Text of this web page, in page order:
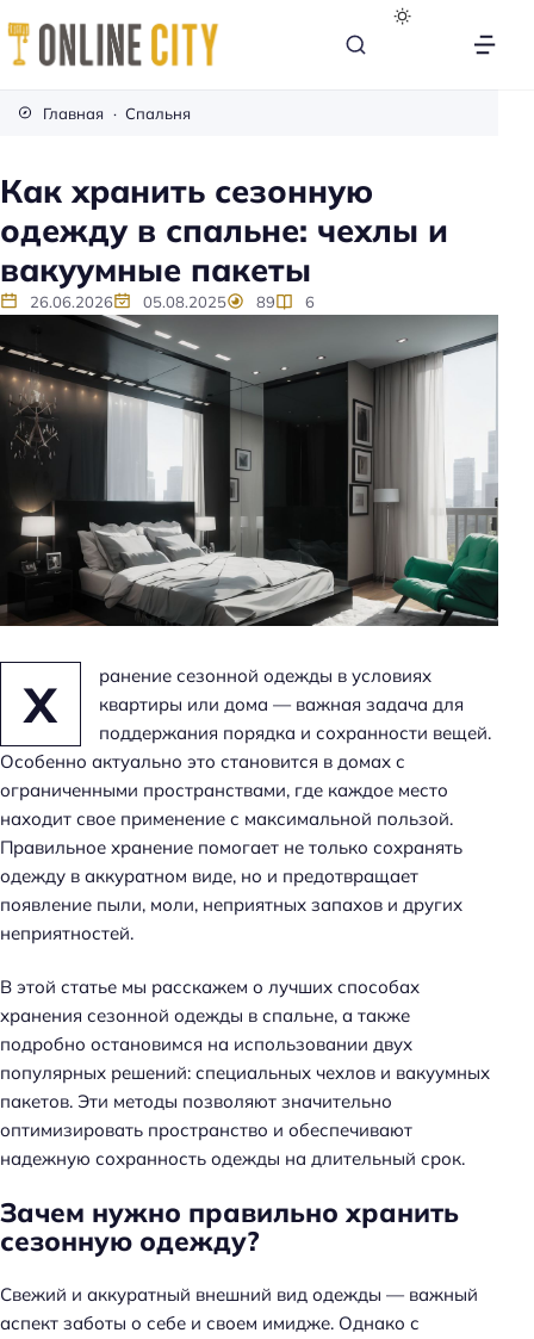
л
ь
а
к
а
ж
д
Главная Спальня
Как хранить сезонную
одежду в спальне: чехлы и
вакуумные пакеты
26.06.2026 05.08.2025 89 6
Х
ранение сезонной одежды в условиях
квартиры или дома — важная задача для
поддержания порядка и сохранности вещей.
Особенно актуально это становится в домах с
ограниченными пространствами, где каждое место
находит свое применение с максимальной пользой.
Правильное хранение помогает не только сохранять
одежду в аккуратном виде, но и предотвращает
появление пыли, моли, неприятных запахов и других
неприятностей.
В этой статье мы расскажем о лучших способах
хранения сезонной одежды в спальне, а также
подробно остановимся на использовании двух
популярных решений: специальных чехлов и вакуумных
пакетов. Эти методы позволяют значительно
оптимизировать пространство и обеспечивают
надежную сохранность одежды на длительный срок.
Зачем нужно правильно хранить
сезонную одежду?
Свежий и аккуратный внешний вид одежды — важный
аспект заботы о себе и своем имидже. Однако с